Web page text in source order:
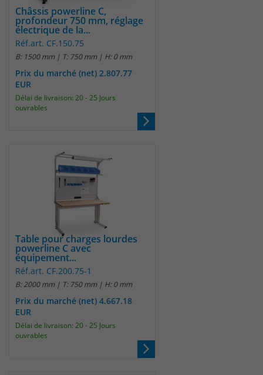
Châssis powerline C,
profondeur 750 mm, réglage
électrique de la...
Réf.art. CF.150.75
B: 1500 mm | T: 750 mm | H: 0 mm
Prix du marché (net) 2.807.77
EUR
Délai de livraison: 20 - 25 Jours
ouvrables
Table pour charges lourdes
powerline C avec
équipement...
Réf.art. CF.200.75-1
B: 2000 mm | T: 750 mm | H: 0 mm
Prix du marché (net) 4.667.18
EUR
Délai de livraison: 20 - 25 Jours
ouvrables
Laufzeit 30 Minuten
Zweck
Das Cookie wird genutzt um temporär
Session Daten zu speichern
Name
Anbieter
Das Cookie wird gesetzt um zu
überprüfen ob der Browser erlaubt
Cookies zu setzen. Es wird direkt nach
demTest wieder gelöscht.